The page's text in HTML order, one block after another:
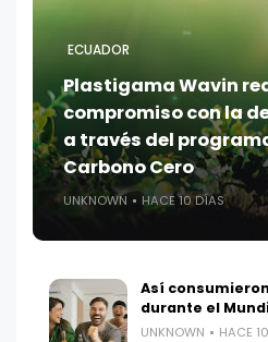
ECUADOR
Plastigama Wavin
compromiso con la
a través del
Carbono Cero
UNKNOWN HACE 10 DÍAS
Así
durante el
UNKNOWN HACE